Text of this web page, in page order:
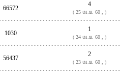
66572
4
( 25 เม.ย. 60 , )
1030
1
( 24 เม.ย. 60 , )
56437
2
( 23 เม.ย. 60 , )